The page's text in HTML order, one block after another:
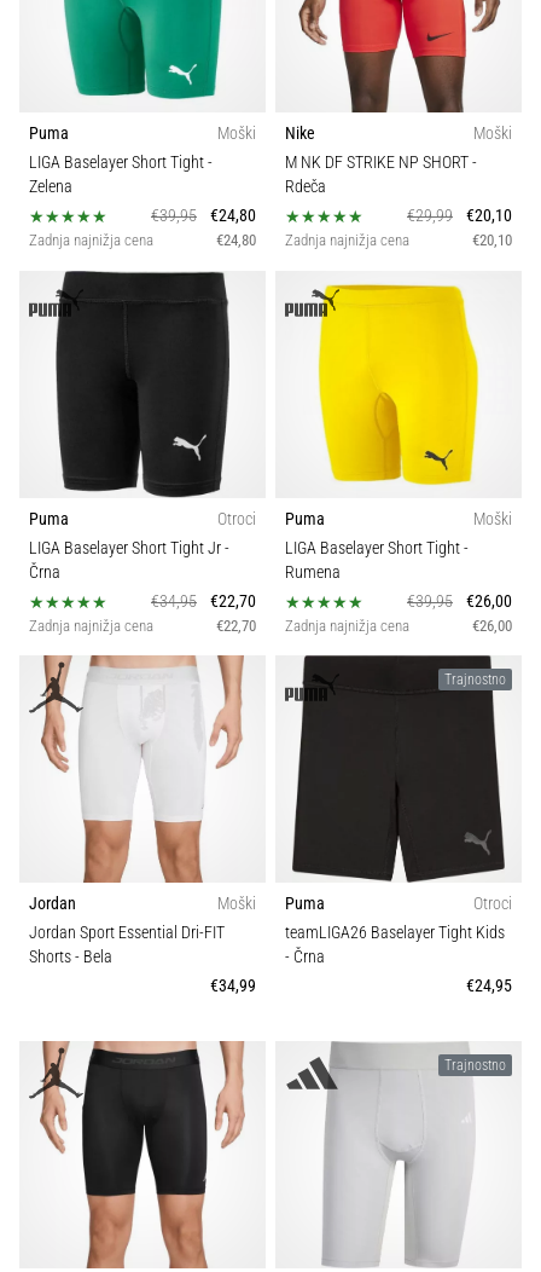
Puma
Moški
LIGA Baselayer Short Tight-
Zelena
€39,95
€24,80
Zadnja najnižja cena €24,80
Nike
Moški
M NK DF STRIKE NP SHORT-
Rdeča
€29,99
€20,10
Zadnja najnižja cena €20,10
Puma
Otroci
LIGA Baselayer Short Tight Jr-
Črna
€34,95
€22,70
Zadnja najnižja cena €22,70
Puma
Moški
LIGA Baselayer Short Tight-
Rumena
€39,95
€26,00
Zadnja najnižja cena €26,00
Jordan
Moški
Jordan Sport Essential Dri-FIT
Shorts- Bela
€34,99
Trajnostno
Puma
Otroci
teamLIGA26 Baselayer Tight Kids
- Črna
€24,95
Trajnostno